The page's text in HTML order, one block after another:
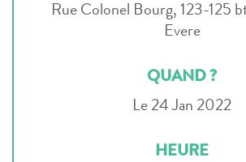
Rue Colonel Bourg, 123-125
Evere
QUAND ?
Le 24 Jan 2022
HEURE